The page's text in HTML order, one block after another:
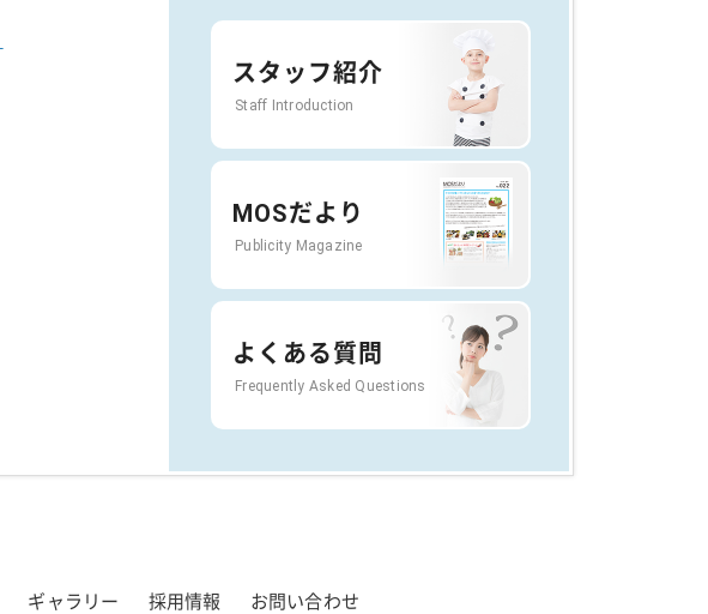
スタッフ紹介
Staff Introduction
MOSだより
Publicity Magazine
よくある質問
Frequently Asked Questions
ギャラリー 採用情報 お問い合わせ